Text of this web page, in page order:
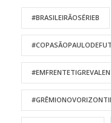
#BRASILEIRÃOSÉRIEB